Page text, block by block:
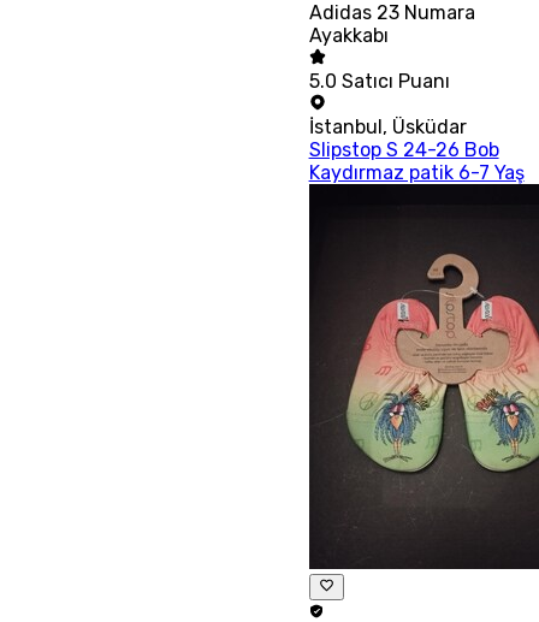
Adidas 23 Numara
Ayakkabı
5.0 Satıcı Puanı
İstanbul, Üsküdar
Slipstop S 24-26 Bob
Kaydırmaz patik 6-7 Yaş